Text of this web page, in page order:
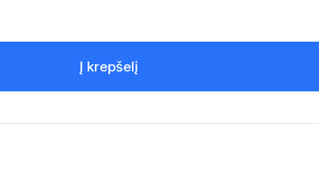
Į krepšelį